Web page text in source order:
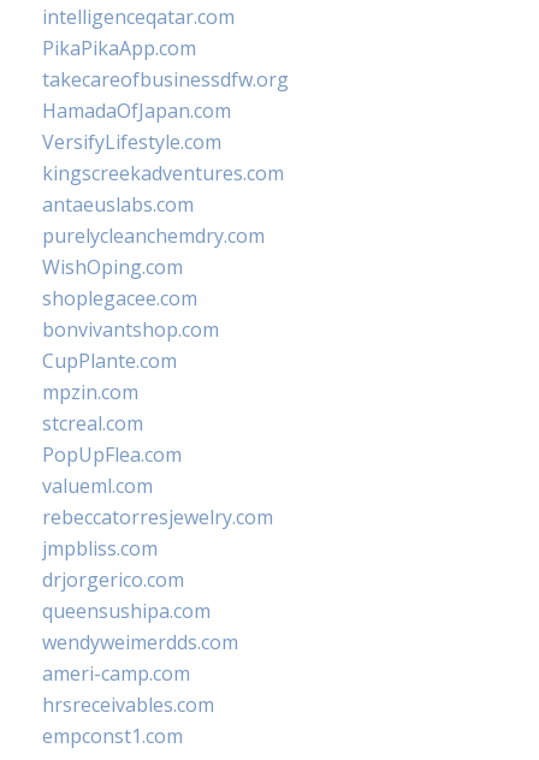
intelligenceqatar.com
PikaPikaApp.com
takecareofbusinessdfw.org
HamadaOfJapan.com
VersifyLifestyle.com
kingscreekadventures.com
antaeuslabs.com
purelycleanchemdry.com
WishOping.com
shoplegacee.com
bonvivantshop.com
CupPlante.com
mpzin.com
stcreal.com
PopUpFlea.com
valueml.com
rebeccatorresjewelry.com
jmpbliss.com
drjorgerico.com
queensushipa.com
wendyweimerdds.com
ameri-camp.com
hrsreceivables.com
empconst1.com